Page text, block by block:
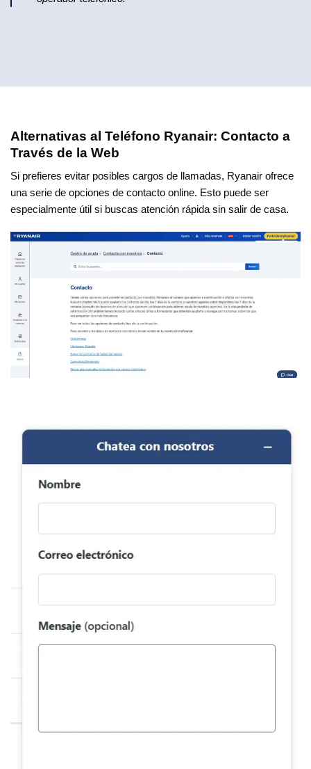
Alternativas al Teléfono Ryanair: Contacto a
Través de la Web
Si prefieres evitar posibles cargos de llamadas, Ryanair ofrece
una serie de opciones de contacto online. Esto puede ser
especialmente útil si buscas atención rápida sin salir de casa.